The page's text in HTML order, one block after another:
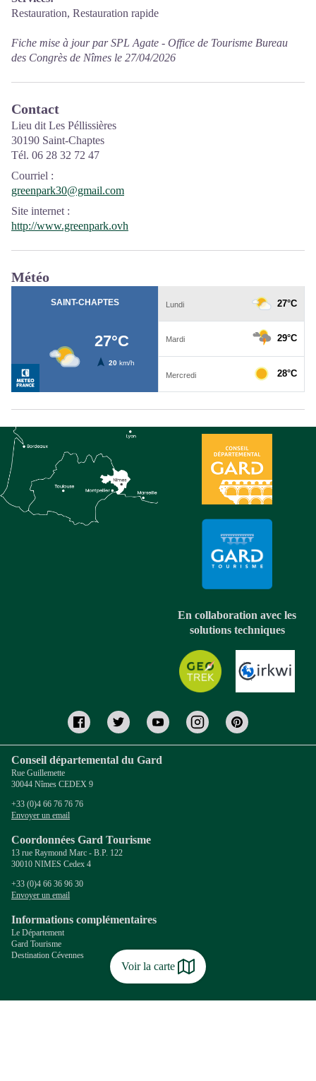
Voir la carte
Restauration, Restauration rapide
Fiche mise à jour par SPL Agate - Office de Tourisme Bureau
des Congrès de Nîmes le 27/04/2026
Contact
Lieu dit Les Péllissières
30190 Saint-Chaptes
Tél. 06 28 32 72 47
Courriel :
greenpark30@gmail.com
Site internet :
http://www.greenpark.ovh
Météo
En collaboration avec les
solutions techniques
Conseil départemental du Gard
Rue Guillemette
30044 Nîmes CEDEX 9
+33 (0)4 66 76 76 76
Envoyer un email
Coordonnées Gard Tourisme
13 rue Raymond Marc - B.P. 122
30010 NIMES Cedex 4
+33 (0)4 66 36 96 30
Envoyer un email
Informations complémentaires
Le Département
Gard Tourisme
Destination Cévennes